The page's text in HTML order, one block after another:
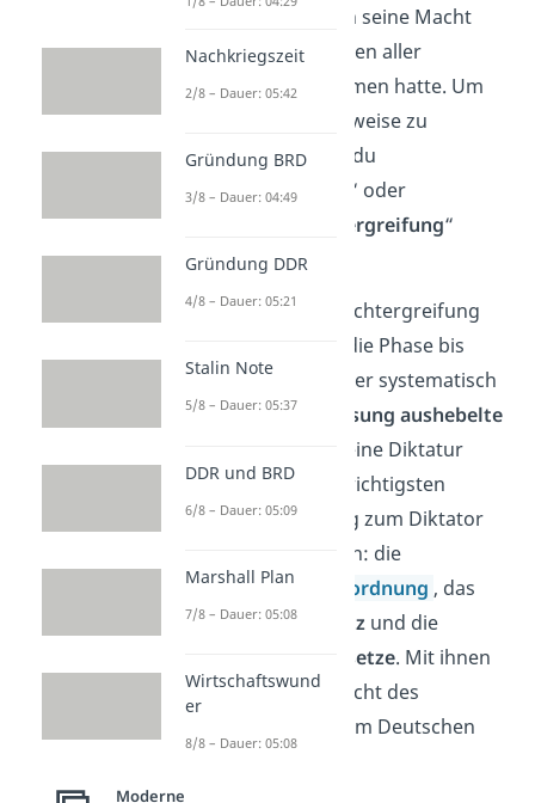
darzustellen, der sich seine Macht
selbstständig entgegen aller
Widerstände genommen hatte. Um
dich von dieser Sichtweise zu
distanzieren, kannst du
Machtübertragung
“ oder
sogenannte Machtergreifung“
sagen.
Zur sogenannten Machtergreifung
zählst du aber auch die Phase bis
Ende 1934, in der Hitler systematisch
dieWeimarer Verfassung aushebelte
und Deutschland in eine Diktatur
umwandelte. Seine wichtigsten
Schritte auf dem Weg zum Diktator
solltest du dir merken: die
Reichstagsbrandverordnung , das
Ermächtigungsgesetz und die
Gleichschaltungsgesetze. Mit ihnen
festigte Hitler die Macht des
Nationalsozialismus im Deutschen
Nachkriegszeit
2/8 – Dauer: 05:42
Gründung BRD
3/8 – Dauer: 04:49
Gründung DDR
4/8 – Dauer: 05:21
Stalin Note
5/8 – Dauer: 05:37
DDR und BRD
6/8 – Dauer: 05:09
Marshall Plan
7/8 – Dauer: 05:08
Wirtschaftswund
er
8/8 – Dauer: 05:08
Moderne